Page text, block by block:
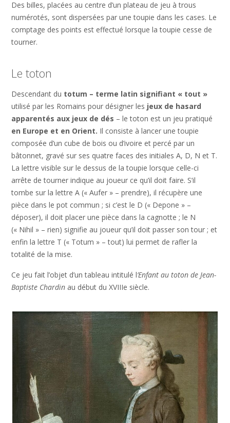
Des billes, placées au centre d’un plateau de jeu à trous
numérotés, sont dispersées par une toupie dans les cases. Le
comptage des points est effectué lorsque la toupie cesse de
tourner.
Le toton
Descendant du totum – terme latin signifiant « tout »
utilisé par les Romains pour désigner les jeux de hasard
apparentés aux jeux de dés – le toton est un jeu pratiqué
en Europe et en Orient. Il consiste à lancer une toupie
composée d’un cube de bois ou d’ivoire et percé par un
bâtonnet, gravé sur ses quatre faces des initiales A, D, N et T.
La lettre visible sur le dessus de la toupie lorsque celle-ci
arrête de tourner indique au joueur ce qu’il doit faire. S’il
tombe sur la lettre A (« Aufer » – prendre), il récupère une
pièce dans le pot commun ; si c’est le D (« Depone » –
déposer), il doit placer une pièce dans la cagnotte ; le N
(« Nihil » – rien) signifie au joueur qu’il doit passer son tour ; et
enfin la lettre T (« Totum » – tout) lui permet de rafler la
totalité de la mise.
Ce jeu fait l’objet d’un tableau intitulé l’Enfant au toton de Jean-
Baptiste Chardin au début du XVIIIe siècle.